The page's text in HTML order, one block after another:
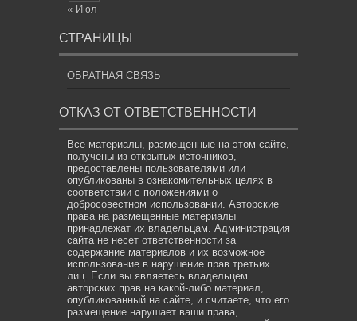
« Июл
СТРАНИЦЫ
ОБРАТНАЯ СВЯЗЬ
ОТКАЗ ОТ ОТВЕТСТВЕННОСТИ
Все материалы, размещенные на этом сайте,
получены из открытых источников,
предоставлены пользователями или
опубликованы в ознакомительных целях в
соответствии с положениями о
добросовестном использовании. Авторские
права на размещенные материалы
принадлежат их владельцам. Администрация
сайта не несет ответственности за
содержание материалов и их возможное
использование в нарушение прав третьих
лиц. Если вы являетесь владельцем
авторских прав на какой-либо материал,
опубликованный на сайте, и считаете, что его
размещение нарушает ваши права,